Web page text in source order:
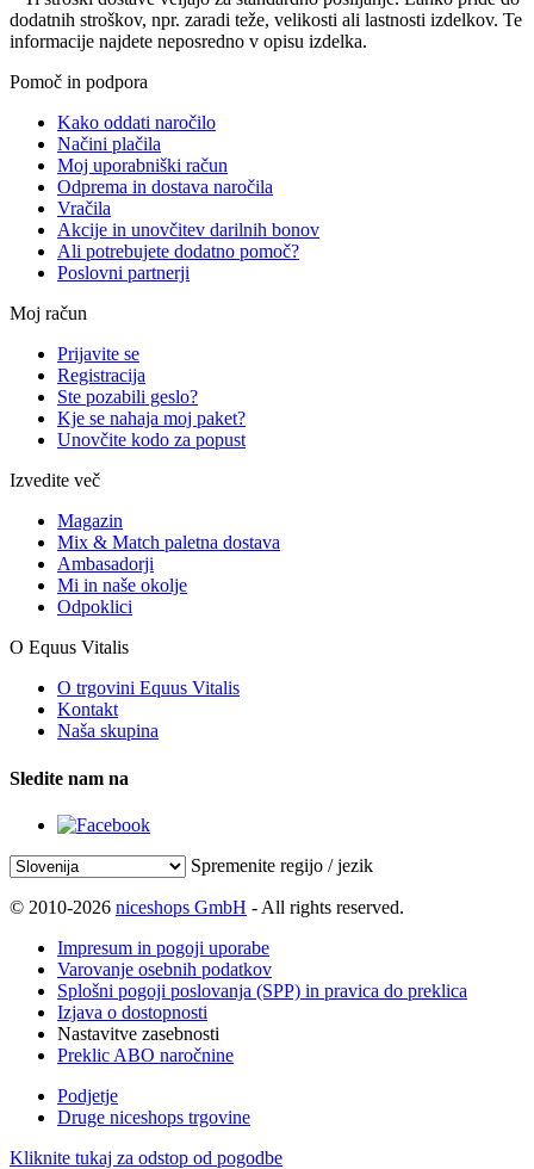
dodatnih stroškov, npr. zaradi teže, velikosti ali lastnosti izdelkov. Te
informacije najdete neposredno v opisu izdelka.
Pomoč in podpora
Kako oddati naročilo
Načini plačila
Moj uporabniški račun
Odprema in dostava naročila
Vračila
Akcije in unovčitev darilnih bonov
Ali potrebujete dodatno pomoč?
Poslovni partnerji
Moj račun
Prijavite se
Registracija
Ste pozabili geslo?
Kje se nahaja moj paket?
Unovčite kodo za popust
Izvedite več
Magazin
Mix & Match paletna dostava
Ambasadorji
Mi in naše okolje
Odpoklici
O Equus Vitalis
O trgovini Equus Vitalis
Kontakt
Naša skupina
Sledite nam na
Spremenite regijo / jezik
© 2010-2026 niceshops GmbH - All rights reserved.
Impresum in pogoji uporabe
Varovanje osebnih podatkov
Splošni pogoji poslovanja (SPP) in pravica do preklica
Izjava o dostopnosti
Nastavitve zasebnosti
Preklic ABO naročnine
Podjetje
Druge niceshops trgovine
Kliknite tukaj za odstop od pogodbe